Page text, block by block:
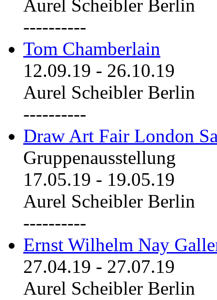
Aurel Scheibler Berlin
----------
Tom Chamberlain
12.09.19 - 26.10.19
Aurel Scheibler Berlin
----------
Draw Art Fair London
Gruppenausstellung
17.05.19 - 19.05.19
Aurel Scheibler Berlin
----------
Ernst Wilhelm Nay
27.04.19 - 27.07.19
Aurel Scheibler Berlin